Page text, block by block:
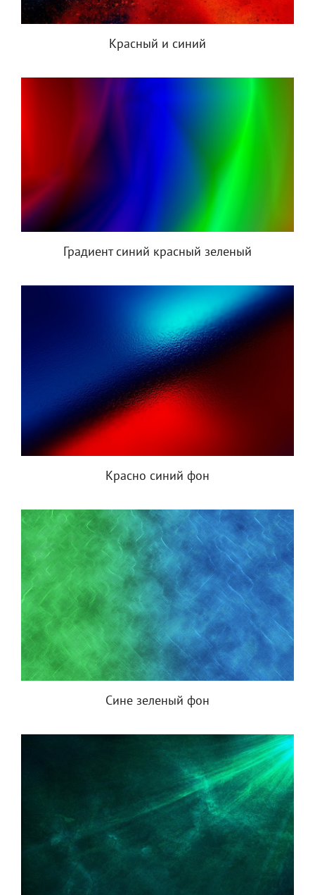
Красный и синий
Градиент синий красный зеленый
Красно синий фон
Сине зеленый фон